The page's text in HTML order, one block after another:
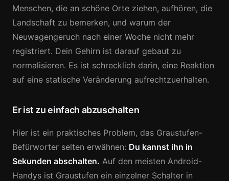
Menschen, die an schöne Orte ziehen, aufhören, die
Landschaft zu bemerken, und warum der
Neuwagengeruch nach einer Woche nicht mehr
registriert. Dein Gehirn ist darauf gebaut zu
normalisieren. Es ist schrecklich darin, eine Reaktion
auf eine statische Veränderung aufrechtzuerhalten.
Er ist zu einfach abzuschalten
Hier ist ein praktisches Problem, das Graustufen-
Befürworter selten erwähnen: Du kannst ihn in
Sekunden abschalten. Auf den meisten Android-
Handys ist Graustufen ein einzelner Schalter in